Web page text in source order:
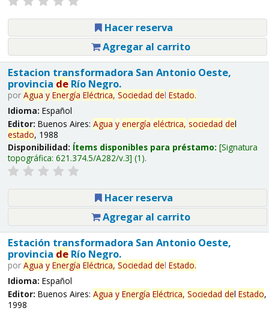
Hacer reserva
Agregar al carrito
Estacion transformadora San Antonio Oeste,
provincia deRío Negro.
por Agua y Energía Eléctrica, Sociedad del Estado.
Idioma: Español
Editor: Buenos Aires: Agua y energía eléctrica, sociedad del
estado, 1988
Disponibilidad: Ítems disponibles para préstamo: Signatura
topográfica: 621.374.5/A282/v.3 (1).
Hacer reserva
Agregar al carrito
Estación transformadora San Antonio Oeste,
provincia deRío Negro.
por Agua y Energía Eléctrica, Sociedad del Estado.
Idioma: Español
Editor: Buenos Aires: Agua y Energía Eléctrica, Sociedad del Estado,
1998